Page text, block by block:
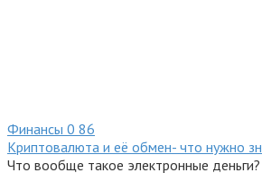
Финансы 0 86
Криптовалюта и её обмен- что нужно
Что вообще такое электронные